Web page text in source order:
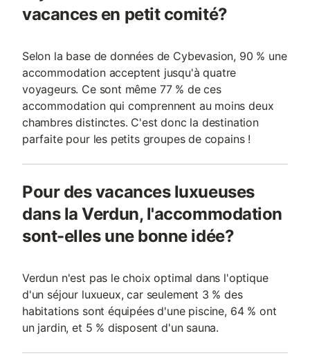
vacances en petit comité?
Selon la base de données de Cybevasion, 90 % une
accommodation acceptent jusqu'à quatre
voyageurs. Ce sont même 77 % de ces
accommodation qui comprennent au moins deux
chambres distinctes. C'est donc la destination
parfaite pour les petits groupes de copains !
Pour des vacances luxueuses
dans la Verdun, l'accommodation
sont-elles une bonne idée?
Verdun n'est pas le choix optimal dans l'optique
d'un séjour luxueux, car seulement 3 % des
habitations sont équipées d'une piscine, 64 % ont
un jardin, et 5 % disposent d'un sauna.